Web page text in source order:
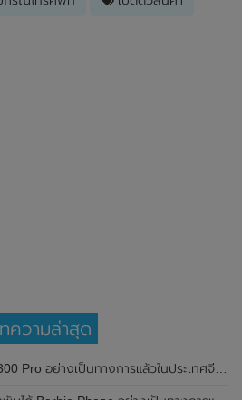
ความล่าสุด
มาพร้อมดีไซน์พรีเมี่ยม ทนทาน และแบตเตอรี่สุดอึดขนาดใหญ่ 6,500mAh พร้อมรองรับการชาร์จไว 80W